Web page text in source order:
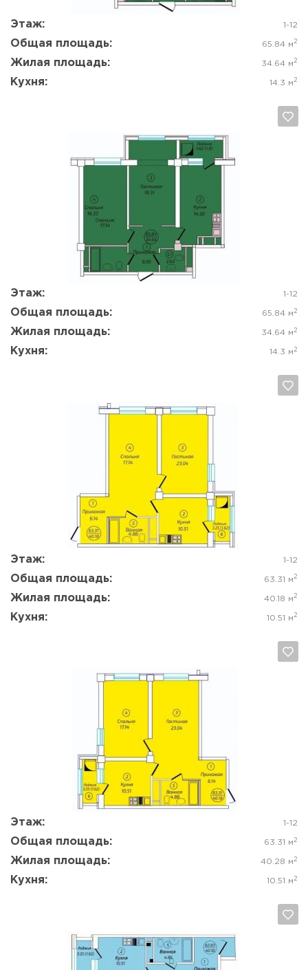
Этаж: 1-12
Общая площадь: 65.84 м 2
Жилая площадь: 34.64 м 2
Кухня: 14.3 м 2
Этаж: 1-12
Общая площадь: 65.84 м 2
Жилая площадь: 34.64 м 2
Кухня: 14.3 м 2
Да, удалить Отмена
Этаж: 1-12
Общая площадь: 63.31 м 2
Жилая площадь: 40.18 м 2
Кухня: 10.51 м 2
Да, удалить
Этаж: 1-12
Общая площадь: 63.31 м 2
Жилая площадь: 40.28 м 2
Кухня: 10.51 м 2
Да, удалить